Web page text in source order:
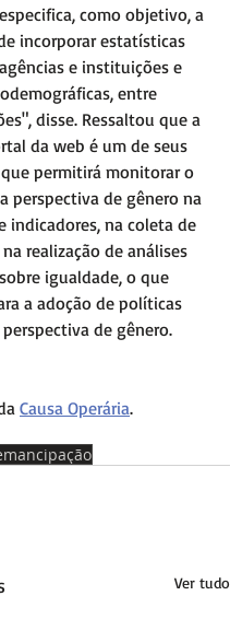
como objetivo, a
incorporar estatísticas
e instituições e
entre
disse. Ressaltou que a
da web é um de seus
permitirá monitorar o
perspectiva de gênero na
indicadores, na coleta de
realização de análises
igualdade, o que
a adoção de políticas
de gênero.
Causa Operária.
Ver tudo